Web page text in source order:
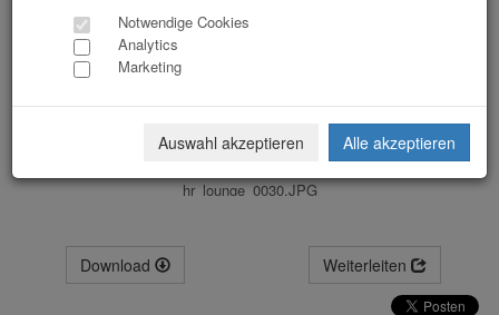
hr_lounge_0030.JPG
Download Weiterleiten
Notwendige Cookies
Analytics
Marketing
Auswahl akzeptieren Alle akzeptieren